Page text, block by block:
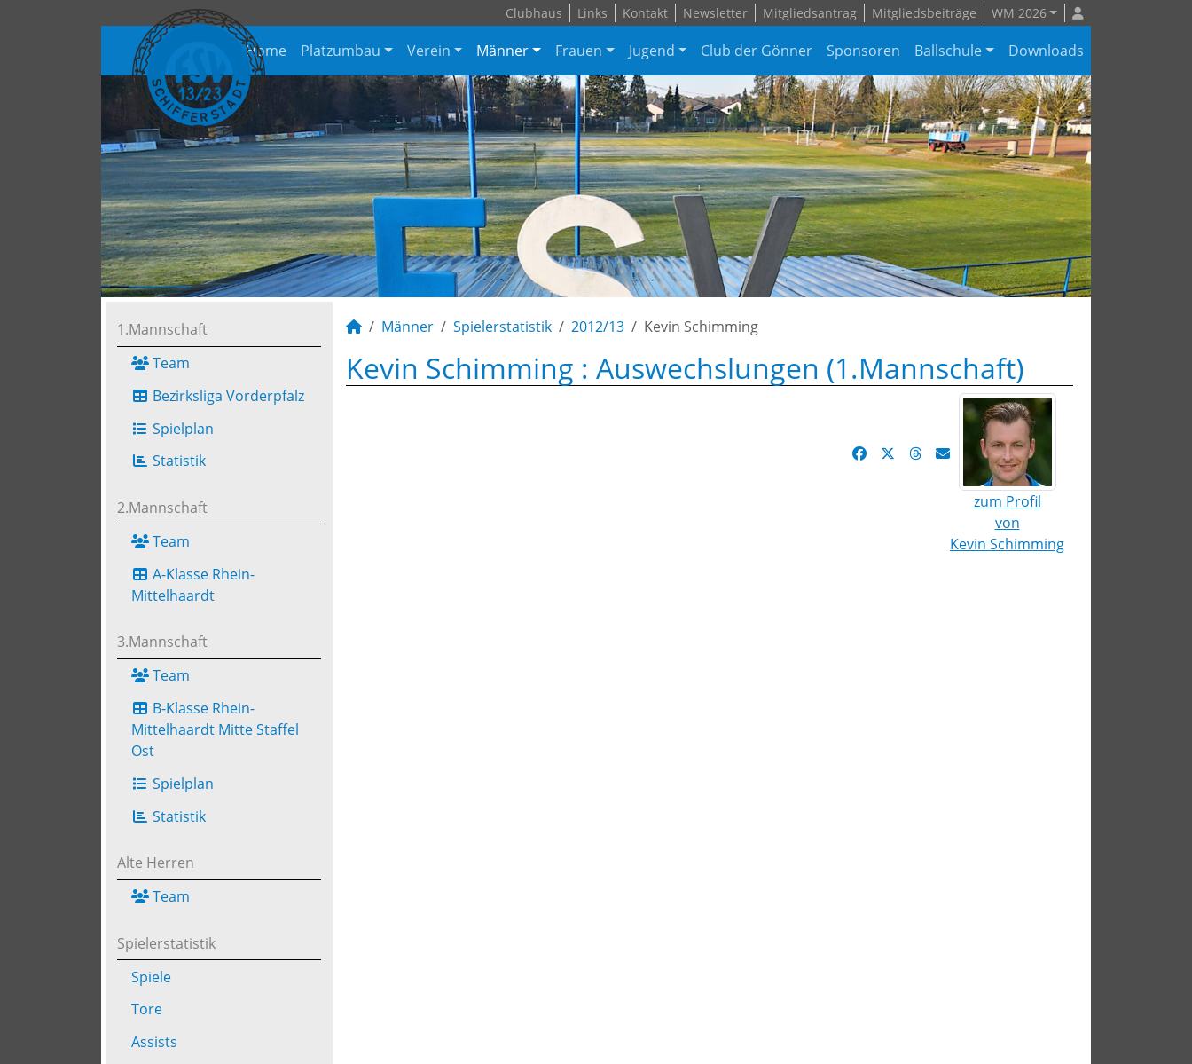
Clubhaus Links Kontakt Newsletter Mitgliedsantrag Mitgliedsbeiträge WM 2026
Home Platzumbau Verein Männer Frauen Jugend Club der Gönner Sponsoren Ballschule Downloads
1.Mannschaft
Team
Bezirksliga Vorderpfalz
Spielplan
Statistik
2.Mannschaft
Team
A-Klasse Rhein-
Mittelhaardt
3.Mannschaft
Team
B-Klasse Rhein-
Mittelhaardt Mitte Staffel
Ost
Spielplan
Statistik
Alte Herren
Team
Spielerstatistik
Spiele
Tore
Assists
Männer Spielerstatistik 2012/13 Kevin Schimming
Kevin Schimming : Auswechslungen (1.Mannschaft)
zum Profil
von
Kevin Schimming